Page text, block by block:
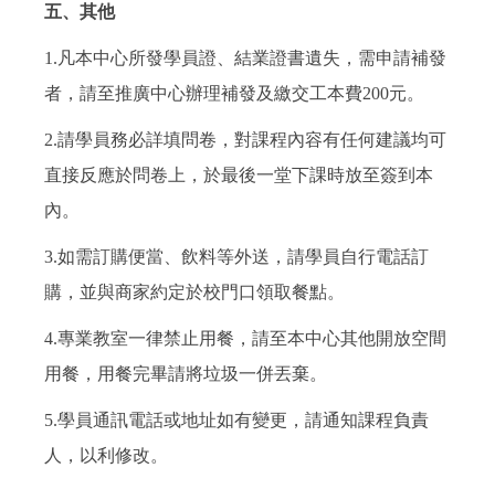
五、其他
1.凡本中心所發學員證、結業證書遺失，需申請補發
者，請至推廣中心辦理補發及繳交工本費200元。
2.請學員務必詳填問卷，對課程內容有任何建議均可
直接反應於問卷上，於最後一堂下課時放至簽到本
內。
3.如需訂購便當、飲料等外送，請學員自行電話訂
購，並與商家約定於校門口領取餐點。
4.專業教室一律禁止用餐，請至本中心其他開放空間
用餐，用餐完畢請將垃圾一併丟棄。
5.學員通訊電話或地址如有變更，請通知課程負責
人，以利修改。